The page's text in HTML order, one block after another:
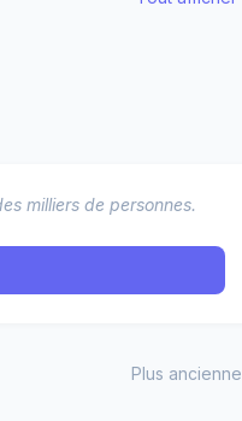
milliers de personnes.
Plus ancienne